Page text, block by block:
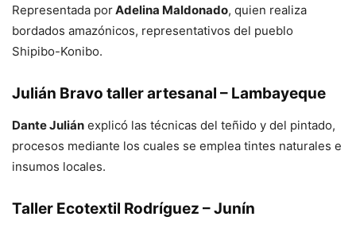
Representada porAdelina Maldonado, quien realiza
bordados amazónicos, representativos del pueblo
Shipibo-Konibo.
Julián Bravo taller artesanal – Lambayeque
Dante Julián explicó las técnicas del teñido y del pintado,
procesos mediante los cuales se emplea tintes naturales e
insumos locales.
Taller Ecotextil Rodríguez – Junín